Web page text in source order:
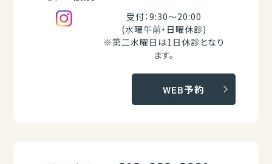
受付：9:30～20:00
(水曜午前・日曜休診)
※第二水曜日は1日休診となり
ます。
WEB予約